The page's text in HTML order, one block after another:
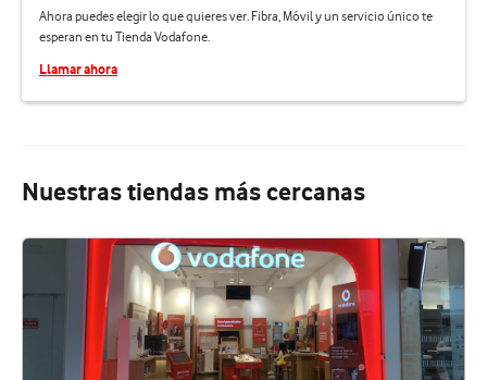
Ahora puedes elegir lo que quieres ver. Fibra, Móvil y un servicio único te
esperan en tu Tienda Vodafone.
Llamar ahora
Nuestras tiendas más cercanas